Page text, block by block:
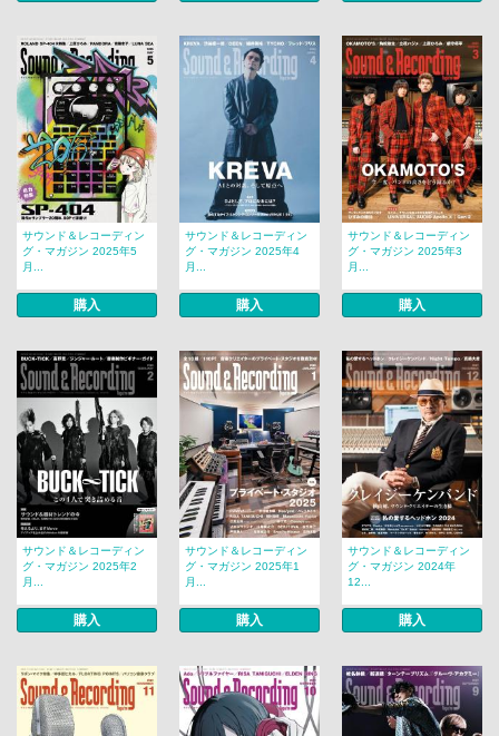
サウンド＆レコーディン
グ・マガジン 2025年5
月...
購入
サウンド＆レコーディン
グ・マガジン 2025年4
月...
購入
サウンド＆レコーディン
グ・マガジン 2025年3
月...
購入
サウンド＆レコーディン
グ・マガジン 2025年2
月...
購入
サウンド＆レコーディン
グ・マガジン 2025年1
月...
購入
サウンド＆レコーディン
グ・マガジン 2024年
12...
購入